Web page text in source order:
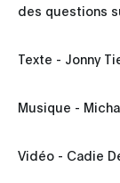
des questions
Texte - Jonny
Musique -
Vidéo - Cadie